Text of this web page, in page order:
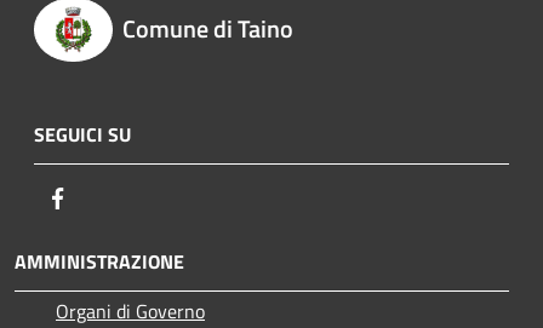
Comune di Taino
SEGUICI SU
AMMINISTRAZIONE
Organi di Governo